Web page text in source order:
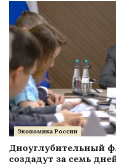
Экономика России
Дноуглубительный
создадут за семь